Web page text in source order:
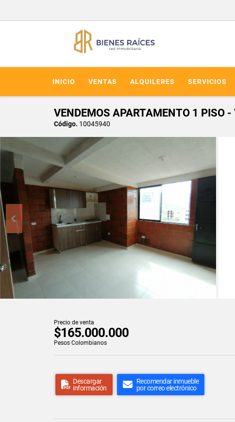
INICIO VENTAS ALQUILERES SERVICIOS
VENDEMOS APARTAMENTO 1 PISO
Código. 10045940
Precio de venta
$165.000.000
Pesos Colombianos
Descargar
información
Recomendar inmueble
por correo electrónico